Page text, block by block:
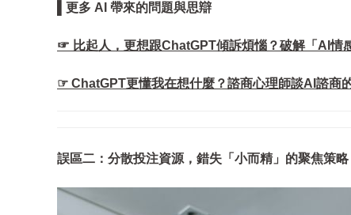
▌更多 AI 帶來的問題與思辯
☞ 比起人，更想跟ChatGPT傾訴煩惱？破解「AI情
☞ ChatGPT更懂我在想什麼？諮商心理師談AI諮商
誤區二：分散投注資源，錯失「小而精」的聚焦策略